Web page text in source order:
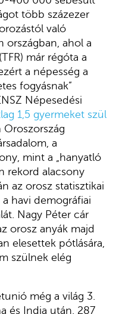
több százezer
való
országban, ahol a
már régóta a
a népesség a
fogyásnak”
Népesedési
1,5 gyermeket szül
Oroszország
a
mint a „hanyatló
rekord alacsony
az orosz statisztikai
a havi demográfiai
Nagy Péter cár
orosz anyák majd
elesettek pótlására,
szülnek elég
még a világ 3.
és India után. 287